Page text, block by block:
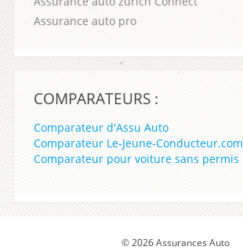
Assurance auto pro
COMPARATEURS :
Comparateur d'Assu Auto
Comparateur Le-Jeune-Conducteur.com
Comparateur pour voiture sans permis
© 2026 Assurances Auto